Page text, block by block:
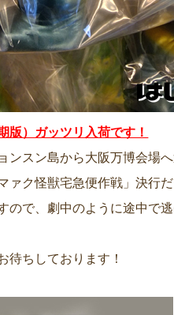
版）ガッツリ入荷です！
ンスン島から大阪万博会場
ァク怪獣宅急便作戦」決行だ
ので、劇中のように途中で
待ちしております！